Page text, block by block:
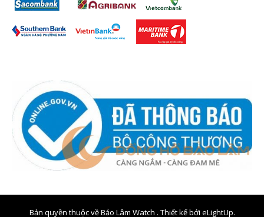
Bản quyền thuộc về Bảo Lâm Watch . Thiết kế bởi eLightUp.